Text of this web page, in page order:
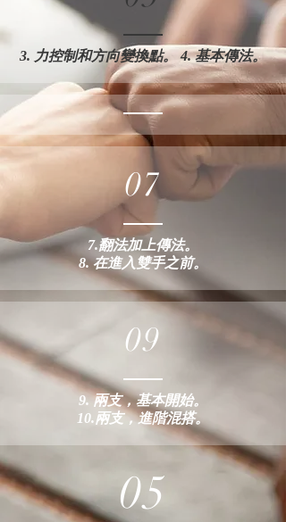
3. 力控制和方向變換點。 4. 基本傳法。
07
7.翻法加上傳法。
8. 在進入雙手之前。
09
9. 兩支，基本開始。
10.兩支，進階混搭。
05